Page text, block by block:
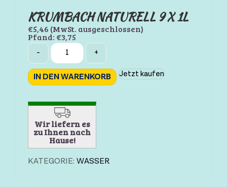
KRUMBACH NATURELL 9 X 1L
€5,46 (MwSt. ausgeschlossen)
Pfand: €3,75
Quantity
- +
IN DEN WARENKORB Jetzt kaufen
Wir liefern es
zu Ihnen nach
Hause!
KATEGORIE: WASSER